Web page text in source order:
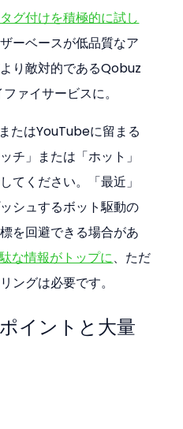
グ付けを積極的に試し
ーベースが低品質なア
り敵対的であるQobuz
ァイサービスに。
たはYouTubeに留まる
チ」または「ホット」
てください。「最近」
シュするボット駆動の
を回避できる場合があ
な情報がトップに、ただ
ングは必要です。
イントと大量